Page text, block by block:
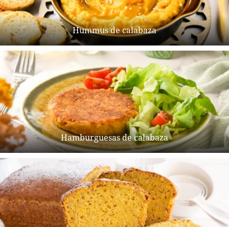
Hummus de calabaza
Hamburguesas de calabaza